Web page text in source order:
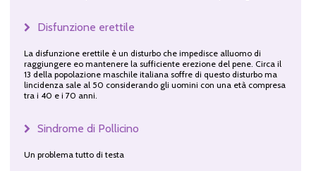
Disfunzione erettile
La disfunzione erettile è un disturbo che impedisce alluomo di
raggiungere eo mantenere la sufficiente erezione del pene. Circa il
13 della popolazione maschile italiana soffre di questo disturbo ma
lincidenza sale al 50 considerando gli uomini con una età compresa
tra i 40 e i 70 anni.
Sindrome di Pollicino
Un problema tutto di testa